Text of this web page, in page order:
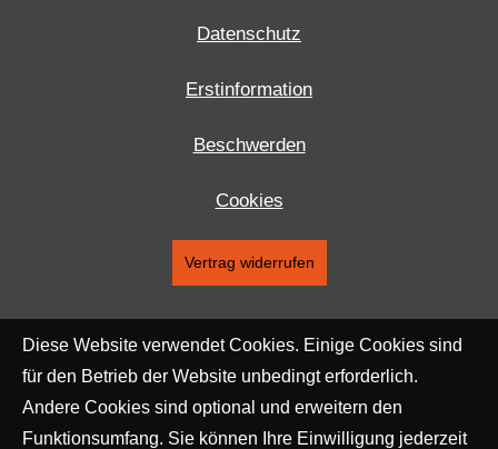
Datenschutz
Erstinformation
Beschwerden
Cookies
Vertrag widerrufen
Diese Website verwendet Cookies. Einige Cookies sind
für den Betrieb der Website unbedingt erforderlich.
Andere Cookies sind optional und erweitern den
Funktionsumfang. Sie können Ihre Einwilligung jederzeit